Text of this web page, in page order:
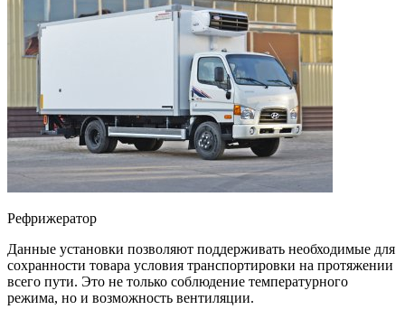
Рефрижератор
Данные установки позволяют поддерживать необходимые для
сохранности товара условия транспортировки на протяжении
всего пути. Это не только соблюдение температурного
режима, но и возможность вентиляции.